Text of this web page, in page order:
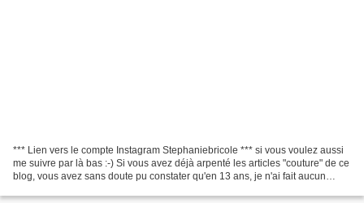
*** Lien vers le compte Instagram Stephaniebricole *** si vous voulez aussi
me suivre par là bas :-) Si vous avez déjà arpenté les articles "couture" de ce
blog, vous avez sans doute pu constater qu'en 13 ans, je n'ai fait aucun